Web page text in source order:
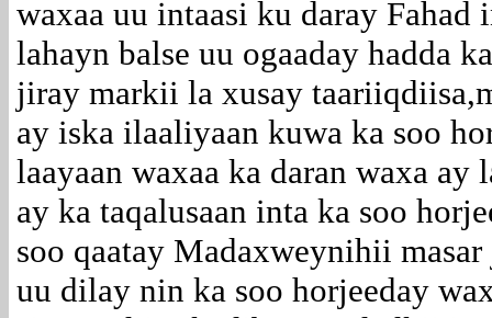
waxaa uu intaasi ku daray Fahad
lahayn balse uu ogaaday hadda
jiray markii la xusay
ay iska ilaaliyaan kuwa ka soo
laayaan waxaa ka daran waxa
ay ka taqalusaan inta ka soo
soo qaatay Madaxweynihii
uu dilay nin ka soo horjeeday